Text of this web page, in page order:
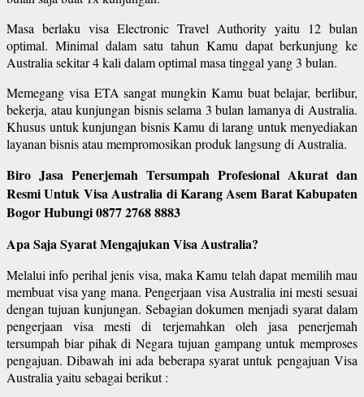
Masa berlaku visa Electronic Travel Authority yaitu 12 bulan
optimal. Minimal dalam satu tahun Kamu dapat berkunjung ke
Australia sekitar 4 kali dalam optimal masa tinggal yang 3 bulan.
Memegang visa ETA sangat mungkin Kamu buat belajar, berlibur,
bekerja, atau kunjungan bisnis selama 3 bulan lamanya di Australia.
Khusus untuk kunjungan bisnis Kamu di larang untuk menyediakan
layanan bisnis atau mempromosikan produk langsung di Australia.
Biro Jasa Penerjemah Tersumpah Profesional Akurat dan
Resmi Untuk Visa Australia di Karang Asem Barat Kabupaten
Bogor Hubungi 0877 2768 8883
Apa Saja Syarat Mengajukan Visa Australia?
Melalui info perihal jenis visa, maka Kamu telah dapat memilih mau
membuat visa yang mana. Pengerjaan visa Australia ini mesti sesuai
dengan tujuan kunjungan. Sebagian dokumen menjadi syarat dalam
pengerjaan visa mesti di terjemahkan oleh jasa penerjemah
tersumpah biar pihak di Negara tujuan gampang untuk memproses
pengajuan. Dibawah ini ada beberapa syarat untuk pengajuan Visa
Australia yaitu sebagai berikut :